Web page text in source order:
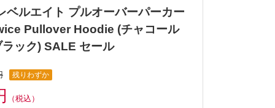
ベルエイト プルオーバーパーカー
Pullover Hoodie (チャコール
ラック) SALE セール
残りわずか
（税込）